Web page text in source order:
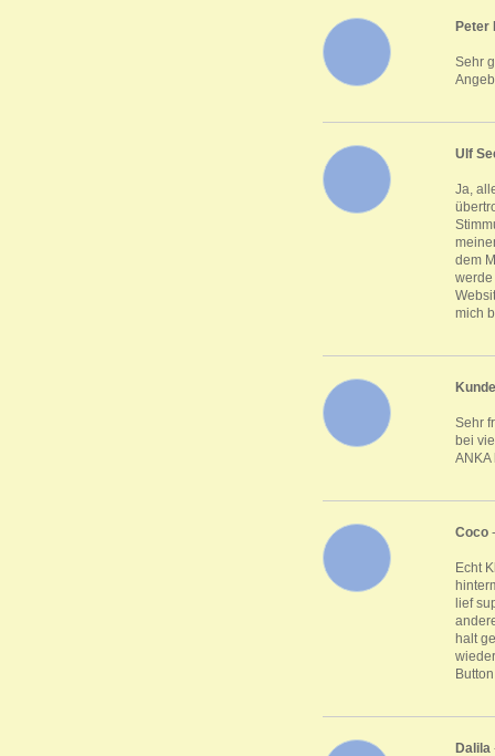
Peter
Sehr
Ulf
Ja,
dem
werde
mich
Kunde
Sehr
bei
ANKA
Coco
Echt
lief
halt
Dalila